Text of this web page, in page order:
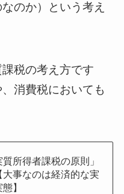
のか）という考え
税の考え方です
消費税においても
所得者課税の原則」
大事なのは経済的な実
】